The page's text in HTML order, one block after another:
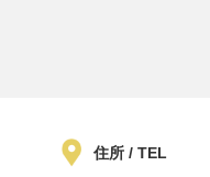
住所 / TEL